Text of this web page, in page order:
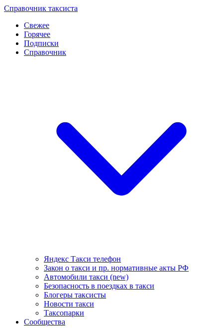
Перейти
контенту
Справочник таксиста
Свежее
Горячее
Подписки
Справочник
Яндекс Такси телефон
Закон о такси и пр. нормативные акты РФ
Автомобили такси (new)
Безопасность в поездках в такси
Блогеры таксисты
Новости такси
Таксопарки
Сообщества